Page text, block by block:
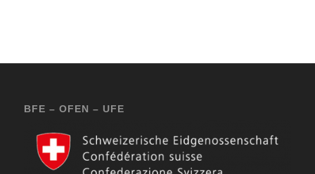
BFE – OFEN – UFE